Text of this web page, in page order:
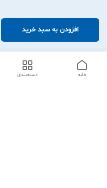
افزودن به سبد خرید
دسته‌بندی خانه